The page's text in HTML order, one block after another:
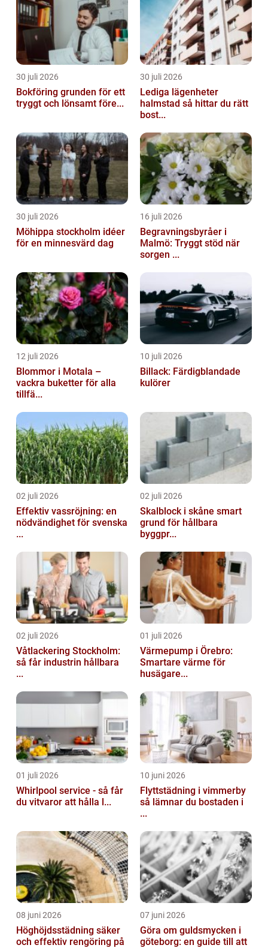
30 juli 2026
Bokföring grunden för ett
tryggt och lönsamt före...
30 juli 2026
Lediga lägenheter
halmstad så hittar du rätt
bost...
30 juli 2026
Möhippa stockholm idéer
för en minnesvärd dag
16 juli 2026
Begravningsbyråer i
Malmö: Tryggt stöd när
sorgen ...
12 juli 2026
Blommor i Motala –
vackra buketter för alla
tillfä...
10 juli 2026
Billack: Färdigblandade
kulörer
02 juli 2026
Effektiv vassröjning: en
nödvändighet för svenska
...
02 juli 2026
Skalblock i skåne smart
grund för hållbara
byggpr...
02 juli 2026
Våtlackering Stockholm:
så får industrin hållbara
...
01 juli 2026
Värmepump i Örebro:
Smartare värme för
husägare...
01 juli 2026
Whirlpool service - så får
du vitvaror att hålla l...
10 juni 2026
Flyttstädning i vimmerby
så lämnar du bostaden i
...
08 juni 2026
Höghöjdsstädning säker
och effektiv rengöring på
07 juni 2026
Göra om guldsmycken i
göteborg: en guide till att